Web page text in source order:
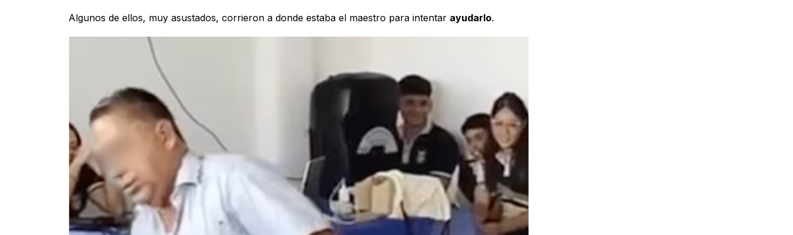
Algunos de ellos, muy asustados, corrieron a donde estaba el maestro para intentar ayudarlo.